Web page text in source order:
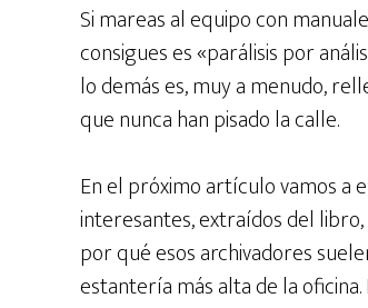
Si mareas al equipo con
consigues es «parálisis por
lo demás es, muy a menudo,
que nunca han pisado la calle.
En el próximo artículo vamos a
interesantes, extraídos del
por qué esos archivadores
estantería más alta de la